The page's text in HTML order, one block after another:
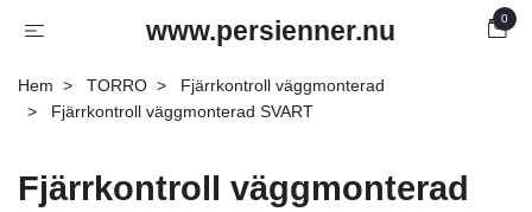
www.persienner.nu 0
Hem TORRO
Fjärrkontroll väggmonterad
Fjärrkontroll väggmonterad SVART
Fjärrkontroll väggmonterad